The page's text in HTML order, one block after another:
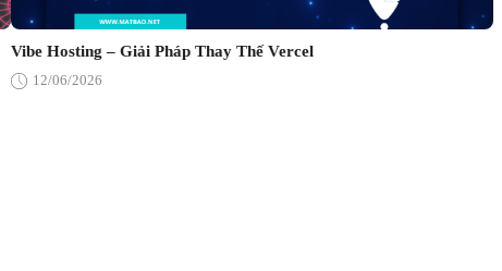
Vibe Hosting – Giải Pháp Thay Thế Vercel
12/06/2026